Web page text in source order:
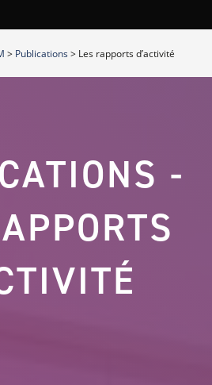
> Publications > Les rapports d’activité
-